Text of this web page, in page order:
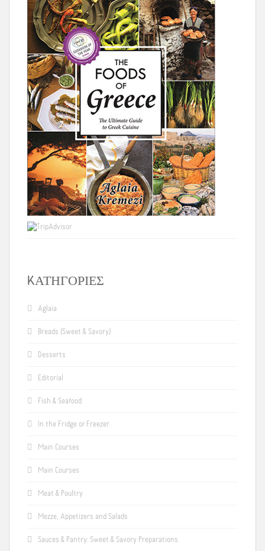
KΑΤΗΓΟΡΊΕΣ
Aglaia
Breads (Sweet & Savory)
Desserts
Editorial
Fish & Seafood
In the Fridge or Freezer
Main Courses
Main Courses
Meat & Poultry
Mezze, Appetizers and Salads
Sauces & Pantry: Sweet & Savory Preparations